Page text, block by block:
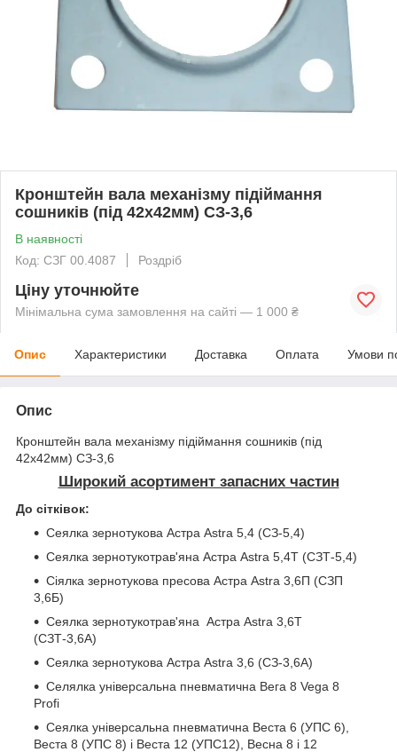
Кронштейн вала механізму підіймання
сошників (під 42х42мм) СЗ-3,6
В наявності
Код: СЗГ 00.4087
Роздріб
Ціну уточнюйте
Мінімальна сума замовлення на сайті — 1 000 ₴
Опис Характеристики Доставка Оплата Умови
Опис
Кронштейн вала механізму підіймання сошників (під
42х42мм) СЗ-3,6
Широкий асортимент запасних частин
До сітківок:
Сеялка зернотукова Астра Astra 5,4 (СЗ-5,4)
Сеялка зернотукотрав'яна Астра Astra 5,4Т (СЗТ-5,4)
Сіялка зернотукова пресова Астра Astra 3,6П (СЗП
3,6Б)
Сеялка зернотукотрав'яна Астра Astra 3,6Т
(СЗТ-3,6А)
Сеялка зернотукова Астра Astra 3,6 (СЗ-3,6А)
Селялка універсальна пневматична Вега 8 Vega 8
Profi
Сеялка універсальна пневматична Веста 6 (УПС 6),
Веста 8 (УПС 8) і Веста 12 (УПС12), Весна 8 і 12